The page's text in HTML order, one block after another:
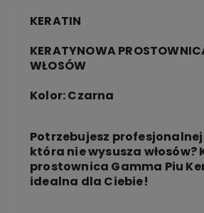
KERATIN
KERATYNOWA
WŁOSÓW
Kolor: Czarna
Potrzebujesz
która nie wysusza włosów?
prostownica Gamma Piu
idealna dla Ciebie!